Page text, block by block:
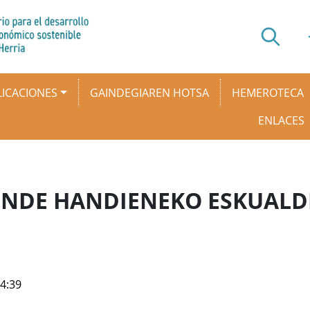
GAINDEGIAREN HOTSA
HEMEROTECA
ENLACES
HANDIENEKO